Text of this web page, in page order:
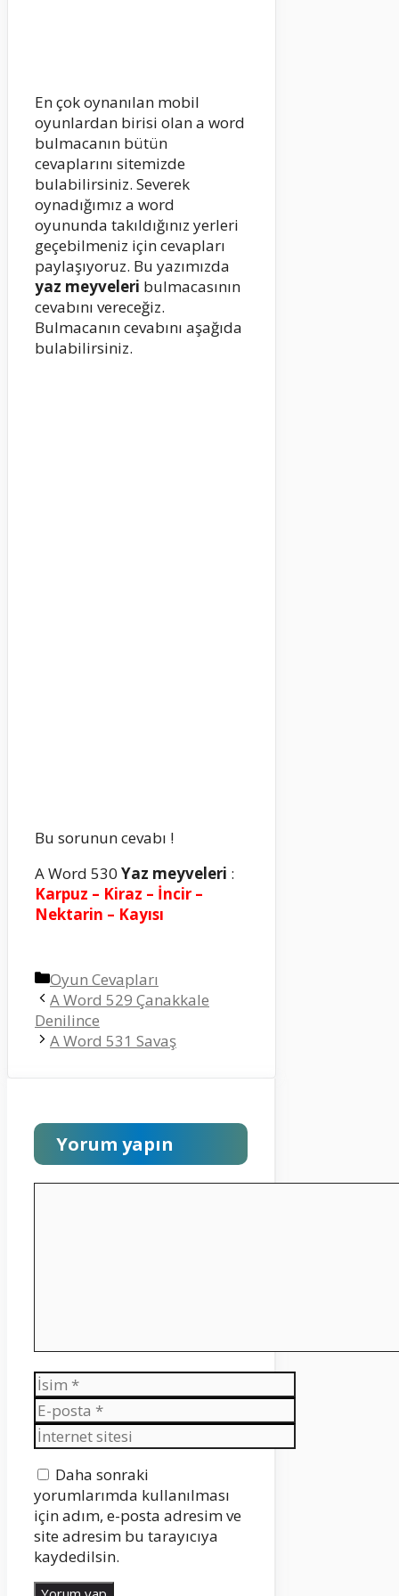
En çok oynanılan mobil
oyunlardan birisi olan a word
bulmacanın bütün
cevaplarını sitemizde
bulabilirsiniz. Severek
oynadığımız a word
oyununda takıldığınız yerleri
geçebilmeniz için cevapları
paylaşıyoruz. Bu yazımızda
yaz meyveleri bulmacasının
cevabını vereceğiz.
Bulmacanın cevabını aşağıda
bulabilirsiniz.
Bu sorunun cevabı !
A Word 530 Yaz meyveleri :
Karpuz – Kiraz – İncir –
Nektarin – Kayısı
Kategoriler
Oyun Cevapları
A Word 529 Çanakkale
Denilince
A Word 531 Savaş
Yorum yapın
İsim
E-
posta
İnternet
sitesi
Daha sonraki
yorumlarımda kullanılması
için adım, e-posta adresim ve
site adresim bu tarayıcıya
kaydedilsin.